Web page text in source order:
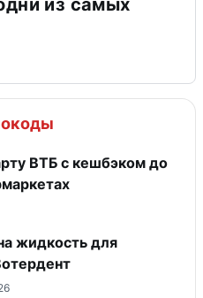
из самых
ВТБ с кешбэком до
жидкость для